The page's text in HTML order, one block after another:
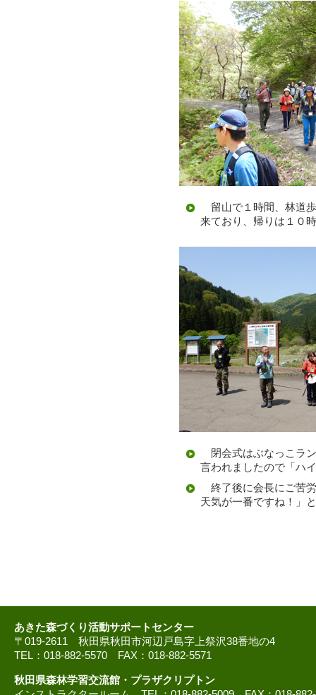
留山で１時間、林道
来ており、帰りは１０
閉会式はぶなっこラ
言われましたので「ハ
終了後に会長にご苦
天気が一番ですね！」
あきた森づくり活動サポートセンター
〒019-2611 秋田県秋田市河辺戸島字上祭沢38番地の4
TEL：018-882-5570 FAX：018-882-5571
秋田県森林学習交流館・プラザクリプトン